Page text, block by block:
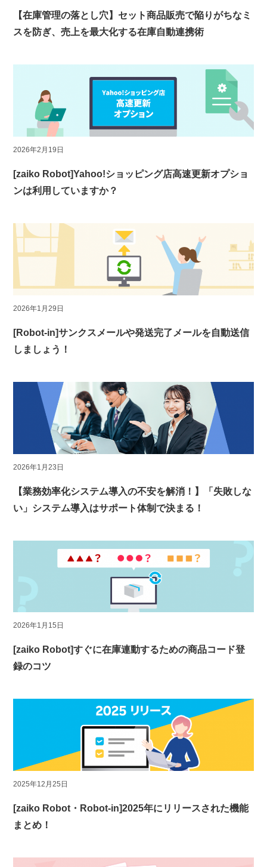
【在庫管理の落とし穴】セット商品販売で陥りがちなミ
スを防ぎ、売上を最大化する在庫自動連携術
2026年2月19日
[zaiko Robot]Yahoo!ショッピング店高速更新オプショ
ンは利用していますか？
2026年1月29日
[Robot-in]サンクスメールや発送完了メールを自動送信
しましょう！
2026年1月23日
【業務効率化システム導入の不安を解消！】「失敗しな
い」システム導入はサポート体制で決まる！
2026年1月15日
[zaiko Robot]すぐに在庫連動するための商品コード登
録のコツ
2025年12月25日
[zaiko Robot・Robot-in]2025年にリリースされた機能
まとめ！